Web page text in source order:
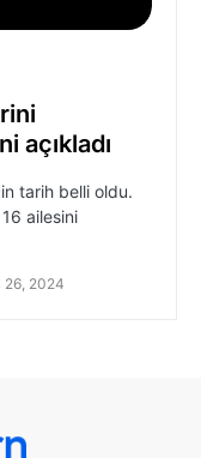
açıkladı
tarih belli oldu.
ailesini
26, 2024